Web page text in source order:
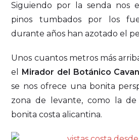
Siguiendo por la senda nos
pinos tumbados por los
durante años han azotado el
Unos cuantos metros más
el
Mirador del Botánico
se nos ofrece una bonita
zona de levante, como la
bonita costa alicantina.